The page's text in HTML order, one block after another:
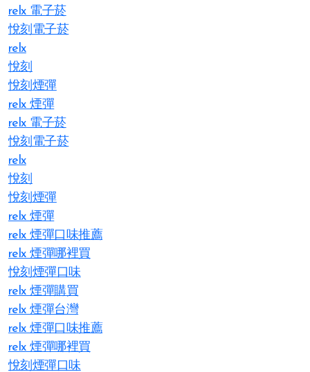
relx 電子菸
悅刻電子菸
relx
悅刻
悅刻煙彈
relx 煙彈
relx 電子菸
悅刻電子菸
relx
悅刻
悅刻煙彈
relx 煙彈
relx 煙彈口味推薦
relx 煙彈哪裡買
悅刻煙彈口味
relx 煙彈購買
relx 煙彈台灣
relx 煙彈口味推薦
relx 煙彈哪裡買
悅刻煙彈口味